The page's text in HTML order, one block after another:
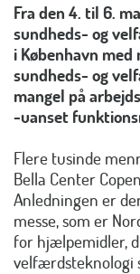
Fra den 4. til 6.
sundheds- og
i København
sundheds- og
mangel på
-uanset
Flere tusinde
Bella Center
Anledningen er
messe, som er
for hjælpemidler,
velfærdsteknologi